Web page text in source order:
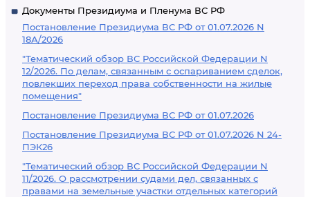
Документы Президиума и Пленума ВС РФ
Постановление Президиума ВС РФ от 01.07.2026 N
18А/2026
"Тематический обзор ВС Российской Федерации N
12/2026. По делам, связанным с оспариванием сделок,
повлекших переход права собственности на жилые
помещения"
Постановление Президиума ВС РФ от 01.07.2026
Постановление Президиума ВС РФ от 01.07.2026 N 24-
ПЭК26
"Тематический обзор ВС Российской Федерации N
11/2026. О рассмотрении судами дел, связанных с
правами на земельные участки отдельных категорий